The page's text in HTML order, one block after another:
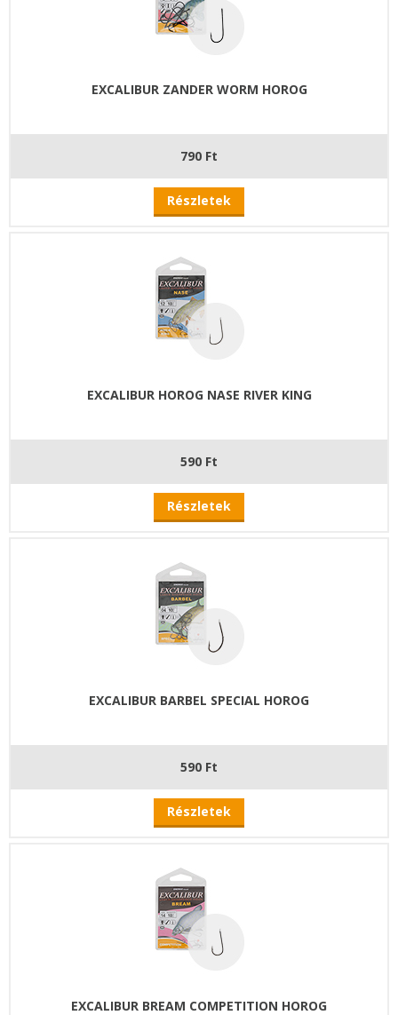
EXCALIBUR ZANDER WORM HOROG
790 Ft
Részletek
EXCALIBUR HOROG NASE RIVER KING
590 Ft
Részletek
EXCALIBUR BARBEL SPECIAL HOROG
590 Ft
Részletek
EXCALIBUR BREAM COMPETITION HOROG